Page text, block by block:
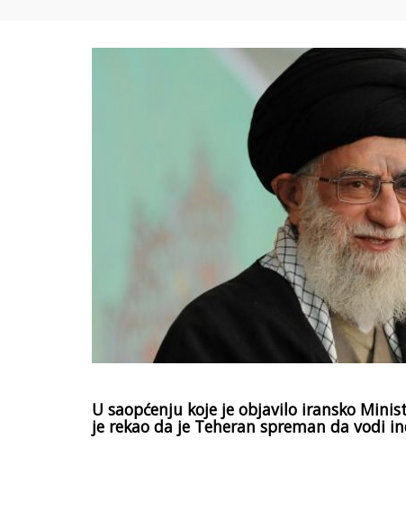
U saopćenju koje je objavilo iransko
je rekao da je Teheran spreman da vodi